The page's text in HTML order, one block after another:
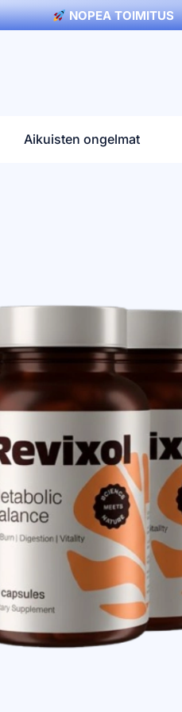
NOPEA TOIMITUS
Aikuisten ongelmat